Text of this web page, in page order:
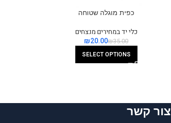
כפית מוגלה שטוחה
כלי יד במחירים מנצחים
₪35.00
₪20.00
SELECT OPTIONS
צור קשר